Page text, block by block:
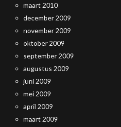
maart 2010
december 2009
november 2009
oktober 2009
september 2009
augustus 2009
juni 2009
mei 2009
april 2009
maart 2009